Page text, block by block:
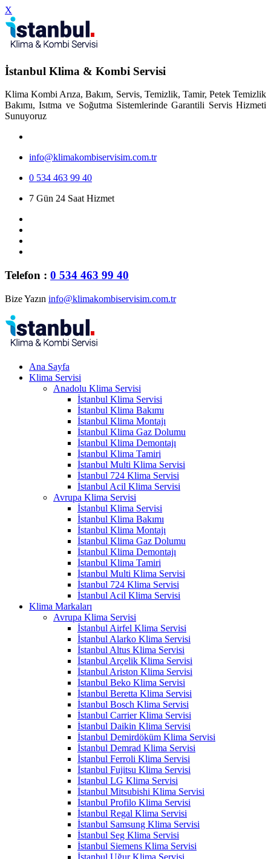
X
İstanbul Klima & Kombi Servisi
Klima Kombi Arıza, Bakım, Servis, Temizlik, Tamir, Petek Temizlik
Bakımı, Isıtma ve Soğutma Sistemlerinde Garantili Servis Hizmeti
Sunuyoruz
info@klimakombiservisim.com.tr
0 534 463 99 40
7 Gün 24 Saat Hizmet
Telefon : 0 534 463 99 40
Bize Yazın info@klimakombiservisim.com.tr
Ana Sayfa
Klima Servisi
Anadolu Klima Servisi
İstanbul Klima Servisi
İstanbul Klima Bakımı
İstanbul Klima Montajı
İstanbul Klima Gaz Dolumu
İstanbul Klima Demontajı
İstanbul Klima Tamiri
İstanbul Multi Klima Servisi
İstanbul 724 Klima Servisi
İstanbul Acil Klima Servisi
Avrupa Klima Servisi
İstanbul Klima Servisi
İstanbul Klima Bakımı
İstanbul Klima Montajı
İstanbul Klima Gaz Dolumu
İstanbul Klima Demontajı
İstanbul Klima Tamiri
İstanbul Multi Klima Servisi
İstanbul 724 Klima Servisi
İstanbul Acil Klima Servisi
Klima Markaları
Avrupa Klima Servisi
İstanbul Airfel Klima Servisi
İstanbul Alarko Klima Servisi
İstanbul Altus Klima Servisi
İstanbul Arçelik Klima Servisi
İstanbul Ariston Klima Servisi
İstanbul Beko Klima Servisi
İstanbul Beretta Klima Servisi
İstanbul Bosch Klima Servisi
İstanbul Carrier Klima Servisi
İstanbul Daikin Klima Servisi
İstanbul Demirdöküm Klima Servisi
İstanbul Demrad Klima Servisi
İstanbul Ferroli Klima Servisi
İstanbul Fujitsu Klima Servisi
İstanbul LG Klima Servisi
İstanbul Mitsubishi Klima Servisi
İstanbul Profilo Klima Servisi
İstanbul Regal Klima Servisi
İstanbul Samsung Klima Servisi
İstanbul Seg Klima Servisi
İstanbul Siemens Klima Servisi
İstanbul Uğur Klima Servisi